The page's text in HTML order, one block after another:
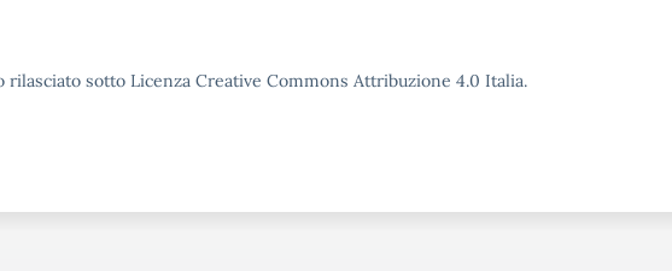
sotto Licenza Creative Commons Attribuzione 4.0 Italia.